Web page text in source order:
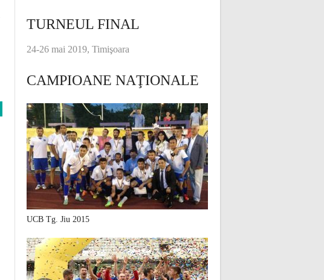
TURNEUL FINAL
24-26 mai 2019, Timişoara
CAMPIOANE NAŢIONALE
UCB Tg. Jiu 2015